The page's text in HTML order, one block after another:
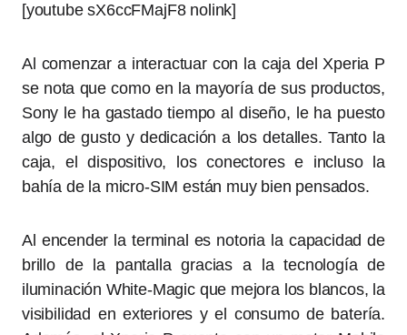
[youtube sX6ccFMajF8 nolink]
Al comenzar a interactuar con la caja del Xperia P
se nota que como en la mayoría de sus productos,
Sony le ha gastado tiempo al diseño, le ha puesto
algo de gusto y dedicación a los detalles. Tanto la
caja, el dispositivo, los conectores e incluso la
bahía de la micro-SIM están muy bien pensados.
Al encender la terminal es notoria la capacidad de
brillo de la pantalla gracias a la tecnología de
iluminación White-Magic que mejora los blancos, la
visibilidad en exteriores y el consumo de batería.